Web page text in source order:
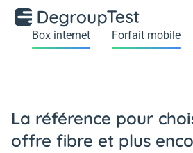
Box internet Forfait mobile
La référence pour
offre fibre et plus